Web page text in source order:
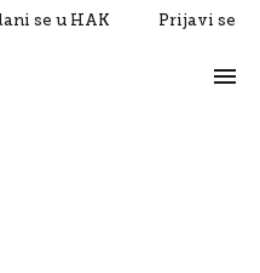
se u HAK Prijavi se